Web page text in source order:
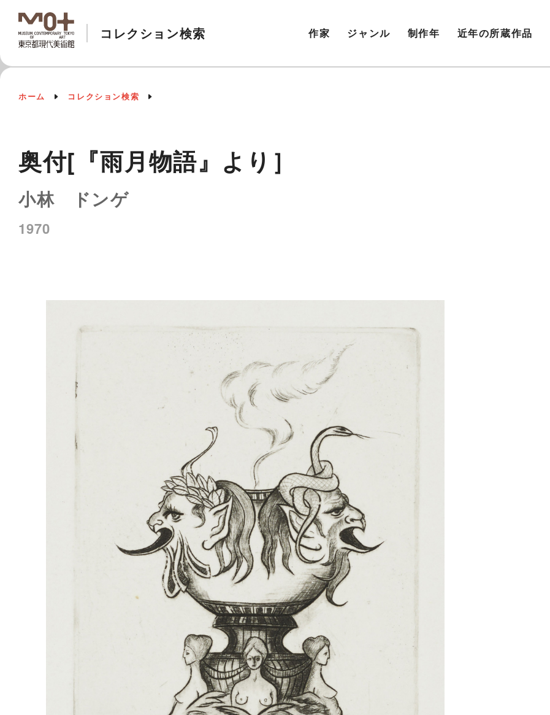
コレクション検索 作家 ジャンル 制作年 近年の所蔵作品
ホーム コレクション検索
奥付[『雨月物語』より］
小林 ドンゲ
1970